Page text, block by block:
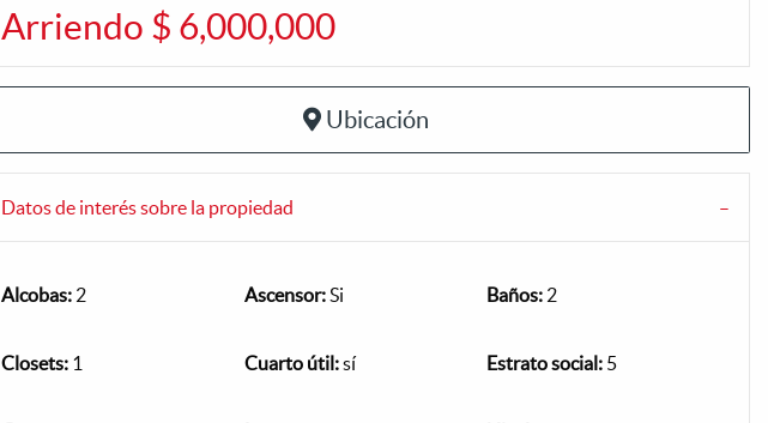
Arriendo $ 6,000,000
Ubicación
Datos de interés sobre la propiedad
Alcobas: 2 Ascensor:Si Baños: 2
Closets: 1 Cuarto útil:sí Estrato social: 5